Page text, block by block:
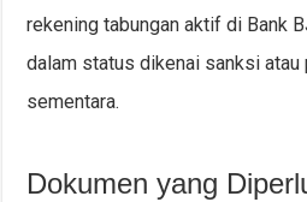
rekening tabungan aktif di Bank
dalam status dikenai sanksi atau
sementara.
Dokumen yang